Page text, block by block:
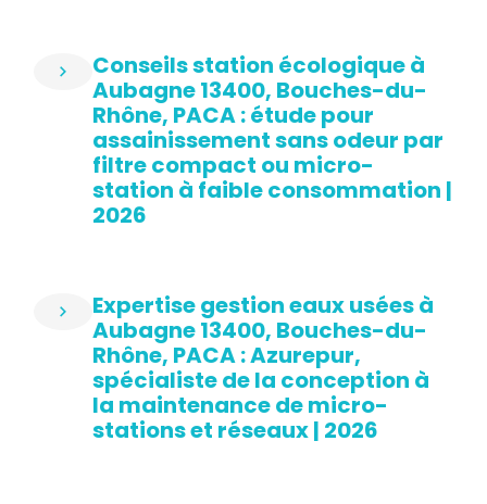
Conseils station écologique à
Aubagne 13400, Bouches-du-
Rhône, PACA : étude pour
assainissement sans odeur par
filtre compact ou micro-
station à faible consommation |
2026
Expertise gestion eaux usées à
Aubagne 13400, Bouches-du-
Rhône, PACA : Azurepur,
spécialiste de la conception à
la maintenance de micro-
stations et réseaux | 2026